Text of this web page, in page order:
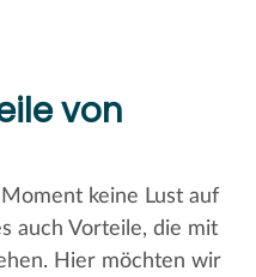
von
keine Lust auf
auch Vorteile, die mit
Hier möchten wir